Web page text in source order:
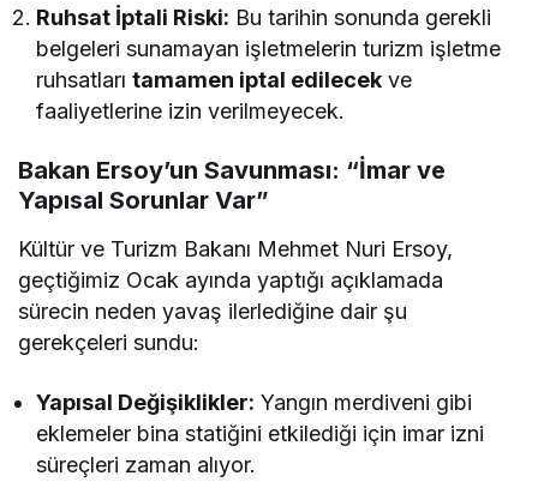
Ruhsat İptali Riski: Bu tarihin sonunda gerekli
belgeleri sunamayan işletmelerin turizm işletme
ruhsatlarıtamamen iptal edilecek ve
faaliyetlerine izin verilmeyecek.
Bakan Ersoy’un Savunması: “İmar ve
Yapısal Sorunlar Var”
Kültür ve Turizm Bakanı Mehmet Nuri Ersoy,
geçtiğimiz Ocak ayında yaptığı açıklamada
sürecin neden yavaş ilerlediğine dair şu
gerekçeleri sundu:
Yapısal Değişiklikler: Yangın merdiveni gibi
eklemeler bina statiğini etkilediği için imar izni
süreçleri zaman alıyor.